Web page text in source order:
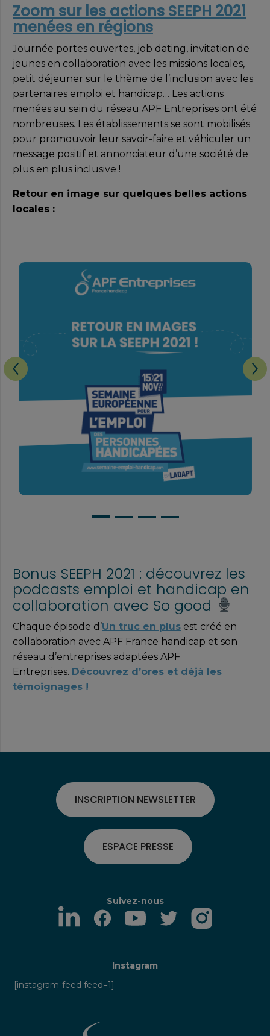
Zoom sur les actions SEEPH 2021
menées en régions
Journée portes ouvertes, job dating, invitation de
jeunes en collaboration avec les missions locales,
petit déjeuner sur le thème de l’inclusion avec les
partenaires emploi et handicap… Les actions
menées au sein du réseau APF Entreprises ont été
nombreuses. Les établissements se sont mobilisés
pour promouvoir leur savoir-faire et véhiculer un
message positif et annonciateur d’une société de
plus en plus inclusive !
Retour en image sur quelques belles actions
locales :
Bonus SEEPH 2021 : découvrez les
podcasts emploi et handicap en
collaboration avec So good
Chaque épisode d’Un truc en plus est créé en
collaboration avec APF France handicap et son
réseau d’entreprises adaptées APF
Entreprises. Découvrez d’ores et déjà les
témoignages !
INSCRIPTION NEWSLETTER
ESPACE PRESSE
Suivez-nous
Instagram
[instagram-feed feed=1]